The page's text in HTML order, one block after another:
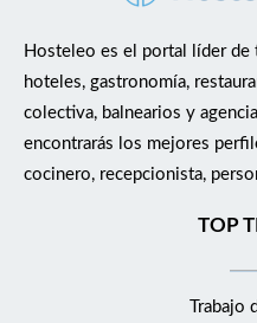
Hosteleo es el portal líder de
hoteles, gastronomía,
colectiva, balnearios y
encontrarás los mejores
cocinero, recepcionista,
TOP
Trabajo